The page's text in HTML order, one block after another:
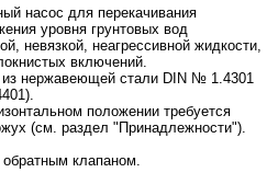
насос для перекачивания
уровня грунтовых вод
невязкой, неагрессивной жидкости,
включений.
нержавеющей стали DIN № 1.4301
положении требуется
(см. раздел "Принадлежности").
клапаном.